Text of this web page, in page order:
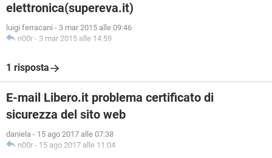
elettronica(supereva.it)
luigi ferracani - 3 mar 2015 alle 09:46
n00r - 3 mar 2015 alle 14:59
1 risposta
E-mail Libero.it problema certificato di
sicurezza del sito web
daniela - 15 ago 2017 alle 07:38
n00r - 15 ago 2017 alle 11:04